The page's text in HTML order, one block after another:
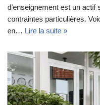
d’enseignement est un actif
contraintes particulières.
en… Lire la suite »